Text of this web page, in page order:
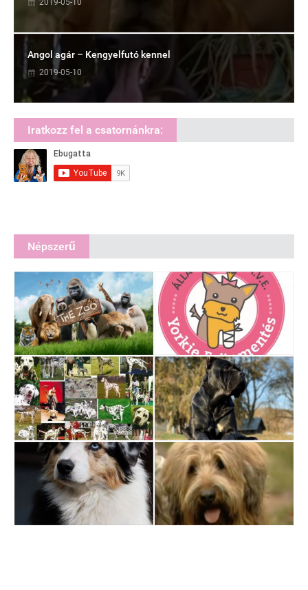
2019-05-10
Angol agár – Kengyelfutó kennel
2019-05-10
Iratkozz fel a csatornánkra:
Népszerű